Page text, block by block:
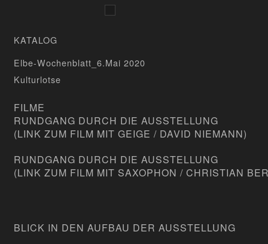
KATALOG
Elbe-Wochenblatt_6.Mai 2020
Kulturlotse
FILME
RUNDGANG DURCH DIE AUSSTELLUNG
(LINK ZUM FILM MIT GEIGE / DAVID NIEMANN)
RUNDGANG DURCH DIE AUSSTELLUNG
(LINK ZUM FILM MIT SAXOPHON / CHRISTIAN
BLICK IN DEN AUFBAU DER AUSSTELLUNG